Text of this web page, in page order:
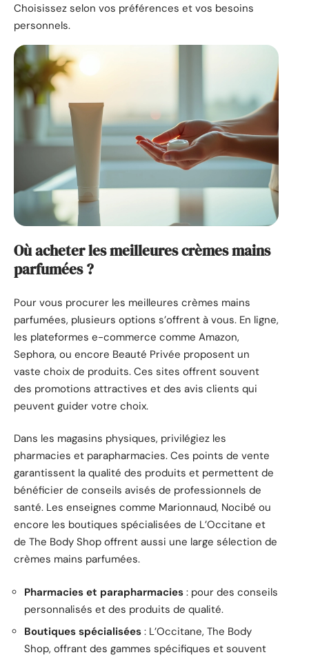
Choisissez selon vos préférences et vos besoins
personnels.
Où acheter les meilleures crèmes mains
parfumées ?
Pour vous procurer les meilleures crèmes mains
parfumées, plusieurs options s’offrent à vous. En ligne,
les plateformes e-commerce comme Amazon,
Sephora, ou encore Beauté Privée proposent un
vaste choix de produits. Ces sites offrent souvent
des promotions attractives et des avis clients qui
peuvent guider votre choix.
Dans les magasins physiques, privilégiez les
pharmacies et parapharmacies. Ces points de vente
garantissent la qualité des produits et permettent de
bénéficier de conseils avisés de professionnels de
santé. Les enseignes comme Marionnaud, Nocibé ou
encore les boutiques spécialisées de L’Occitane et
de The Body Shop offrent aussi une large sélection de
crèmes mains parfumées.
Pharmacies et parapharmacies : pour des conseils
personnalisés et des produits de qualité.
Boutiques spécialisées : L’Occitane, The Body
Shop, offrant des gammes spécifiques et souvent